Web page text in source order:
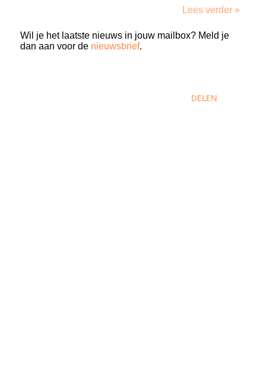
Lees verder »
Wil je het laatste nieuws in jouw mailbox? Meld je
dan aan voor de nieuwsbrief.
DELEN